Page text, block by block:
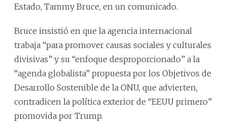
Estado, Tammy Bruce, en un comunicado.
Bruce insistió en que la agencia internacional
trabaja “para promover causas sociales y culturales
divisivas” y su “enfoque desproporcionado” a la
“agenda globalista” propuesta por los Objetivos de
Desarrollo Sostenible de la ONU, que advierten,
contradicen la política exterior de “EEUU primero”
promovida por Trump.